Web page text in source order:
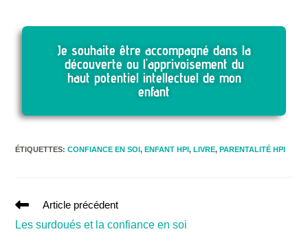
Je souhaite être accompagné dans la
découverte ou l'apprivoisement du
haut potentiel intellectuel de mon
enfant
ÉTIQUETTES:CONFIANCE EN SOI, ENFANT HPI, LIVRE, PARENTALITÉ HPI
Article précédent
Les surdoués et la confiance en soi